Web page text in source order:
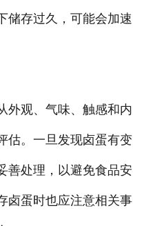
储存过久，可能会加速
观、气味、触感和内
估。一旦发现卤蛋有变
善处理，以避免食品安
卤蛋时也应注意相关事